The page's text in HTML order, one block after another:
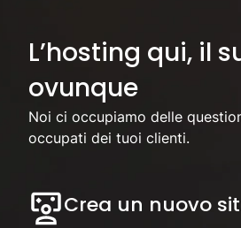
L’hosting qui, il
ovunque
Noi ci occupiamo delle
occupati dei tuoi clienti.
Crea un nuovo